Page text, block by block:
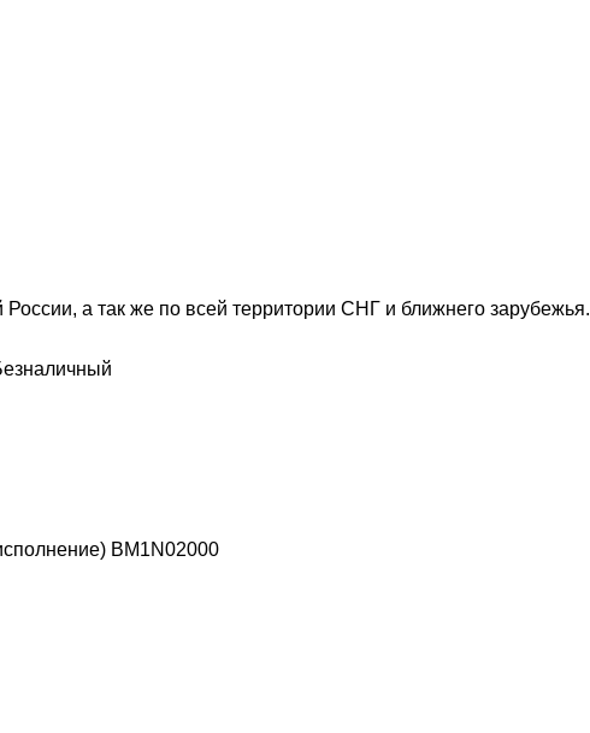
а так же по всей территории СНГ и ближнего зарубежья.
BM1N02000